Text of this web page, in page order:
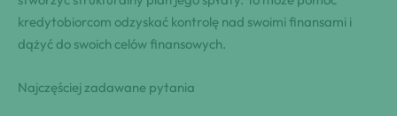
kredytobiorcom odzyskać kontrolę nad swoimi finansami i
dążyć do swoich celów finansowych.
Najczęściej zadawane pytania